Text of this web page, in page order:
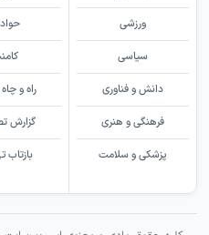
ورزشی
سیاسی
دانش و فناوری
فرهنگی و هنری
پزشکی و سلامت
راه و
گزارش